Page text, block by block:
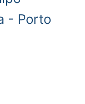
- Porto